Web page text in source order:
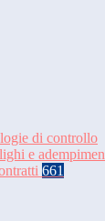
di controllo
e
661